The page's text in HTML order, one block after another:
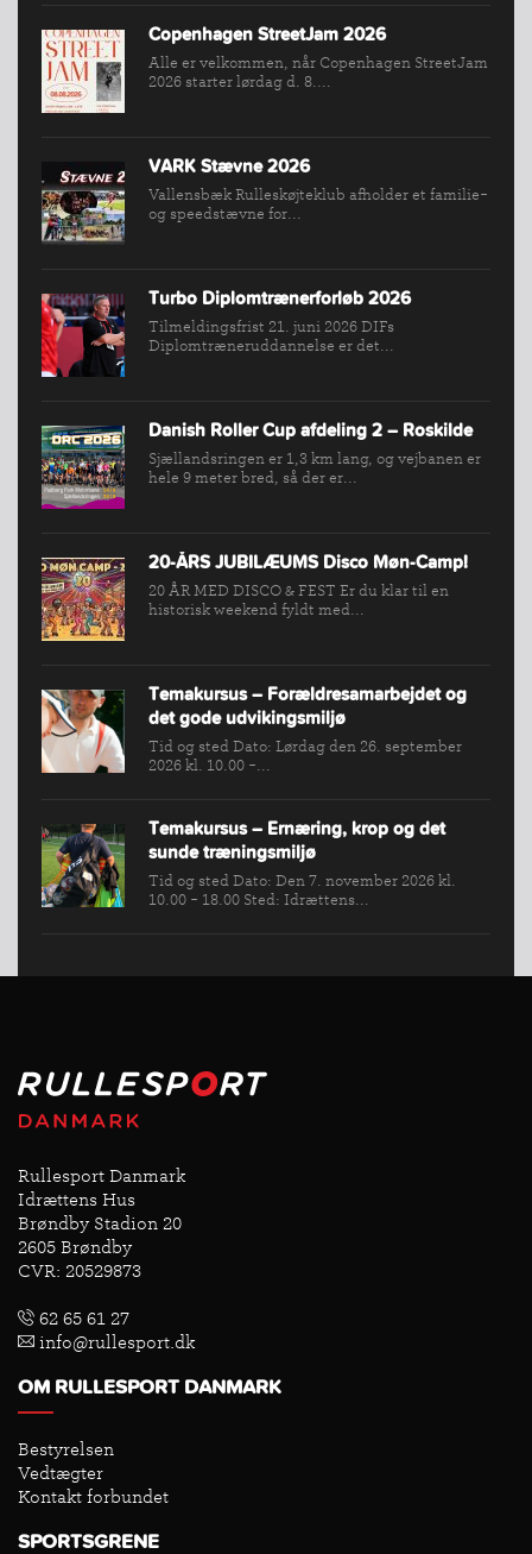
Copenhagen StreetJam 2026
Alle er velkommen, når Copenhagen StreetJam
2026 starter lørdag d. 8....
VARK Stævne 2026
Vallensbæk Rulleskøjteklub afholder et familie-
og speedstævne for...
Turbo Diplomtrænerforløb 2026
Tilmeldingsfrist 21. juni 2026 DIFs
Diplomtræneruddannelse er det...
Danish Roller Cup afdeling 2 – Roskilde
Sjællandsringen er 1,3 km lang, og vejbanen er
hele 9 meter bred, så der er...
20-ÅRS JUBILÆUMS Disco Møn-Camp!
20 ÅR MED DISCO & FEST Er du klar til en
historisk weekend fyldt med...
Temakursus – Forældresamarbejdet og
det gode udvikingsmiljø
Tid og sted Dato: Lørdag den 26. september
2026 kl. 10.00 -...
Temakursus – Ernæring, krop og det
sunde træningsmiljø
Tid og sted Dato: Den 7. november 2026 kl.
10.00 - 18.00 Sted: Idrættens...
Rullesport Danmark
Idrættens Hus
Brøndby Stadion 20
2605 Brøndby
CVR: 20529873
62 65 61 27
info@rullesport.dk
OM RULLESPORT DANMARK
Bestyrelsen
Vedtægter
Kontakt forbundet
SPORTSGRENE